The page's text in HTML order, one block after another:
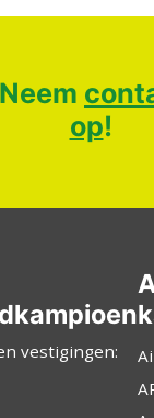
op!
vestigingen: